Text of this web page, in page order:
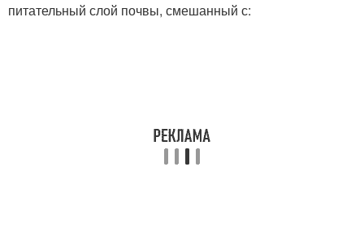
питательный слой почвы, смешанный с: